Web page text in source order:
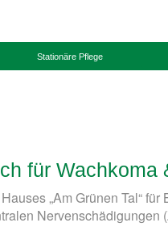
Stationäre Pflege
für Wachkoma
„Am Grünen Tal“
Nervenschädigungen